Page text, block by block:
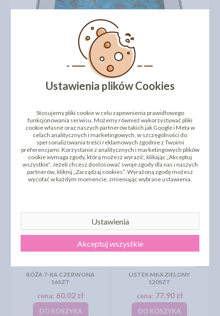
DODAJ SWOJĄ OPINIĘ
PRODUKTY PODOBNE
INNI KLIENCI KUPILI TEŻ
RÓŻA 7-KA CZERWONA
16SZT
cena: 60,02 zł
DO KOSZYKA
LISTEK MAX ZIELONY
120SZT
cena: 77,90 zł
DO KOSZYKA
Ustawienia plików Cookies
Stosujemy pliki cookie w celu zapewnienia prawidłowego
funkcjonowania serwisu. Możemy również wykorzystywać pliki
cookie własne oraz naszych partnerów takich jak Google i Meta w
celach analitycznych i marketingowych, w szczególności do
spersonalizowania treści reklamowych zgodnie z Twoimi
preferencjami. Korzystanie z analitycznych i marketingowych plików
cookie wymaga zgody, którą możesz wyrazić, klikając „Akceptuj
wszystkie”. Jeżeli chcesz dostosować swoje zgody dla nas i naszych
partnerów, kliknij „Zarządzaj cookies”. Wyrażoną zgodę możesz
wycofać w każdym momencie, zmieniając wybrane ustawienia.
Ustawienia
Akceptuj wszystkie